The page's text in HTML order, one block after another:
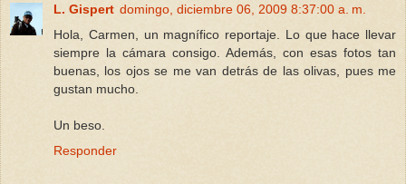
L. Gispert domingo, diciembre 06, 2009 8:37:00 a. m.
Hola, Carmen, un magnífico reportaje. Lo que hace llevar
siempre la cámara consigo. Además, con esas fotos tan
buenas, los ojos se me van detrás de las olivas, pues me
gustan mucho.
Un beso.
Responder